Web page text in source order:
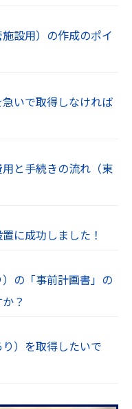
設用）の作成のポイ
急いで取得しなければ
用と手続きの流れ（東
に成功しました！
の「事前計画書」の
？
）を取得したいで